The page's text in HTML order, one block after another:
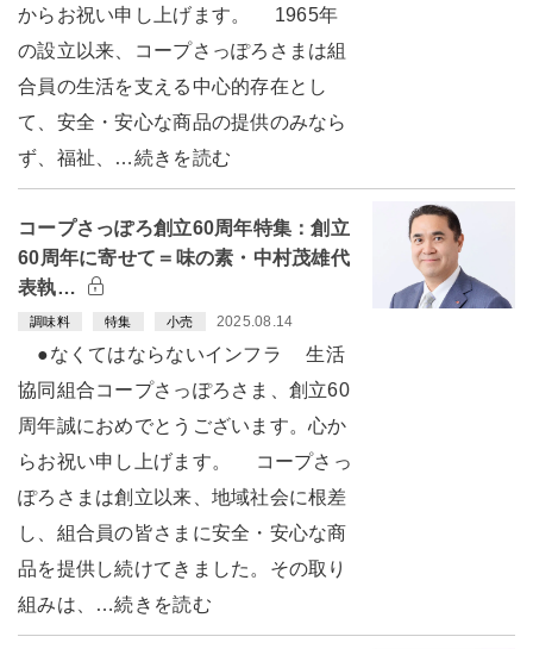
からお祝い申し上げます。 1965年
の設立以来、コープさっぽろさまは組
合員の生活を支える中心的存在とし
て、安全・安心な商品の提供のみなら
ず、福祉、…続きを読む
コープさっぽろ創立60周年特集：創立
60周年に寄せて＝味の素・中村茂雄代
表執…
調味料 特集 小売 2025.08.14
●なくてはならないインフラ 生活
協同組合コープさっぽろさま、創立60
周年誠におめでとうございます。心か
らお祝い申し上げます。 コープさっ
ぽろさまは創立以来、地域社会に根差
し、組合員の皆さまに安全・安心な商
品を提供し続けてきました。その取り
組みは、…続きを読む